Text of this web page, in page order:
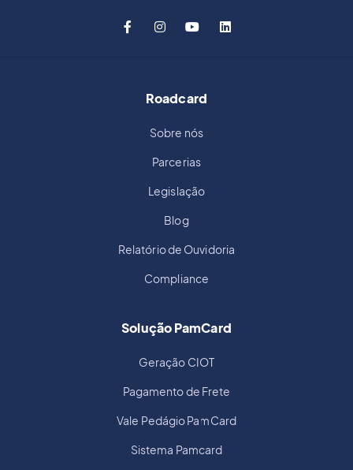
Roadcard
Sobre nós
Parcerias
Legislação
Blog
Relatório de Ouvidoria
Compliance
Solução PamCard
Geração CIOT
Pagamento de Frete
Vale Pedágio PamCard
Sistema Pamcard